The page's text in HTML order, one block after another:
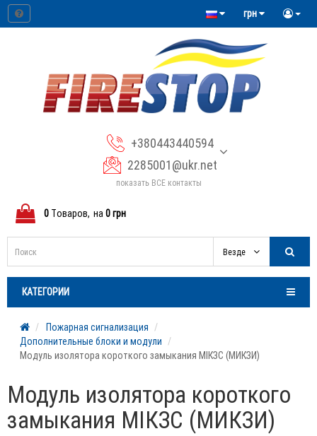
грн
+380443440594
2285001@ukr.net
показать ВСЕ контакты
0 Tоваров, на0 грн
Везде
КАТЕГОРИИ
Пожарная сигнализация
Дополнительные блоки и модули
Модуль изолятора короткого замыкания МІКЗС (МИКЗИ)
Модуль изолятора короткого
замыкания МІКЗС (МИКЗИ)